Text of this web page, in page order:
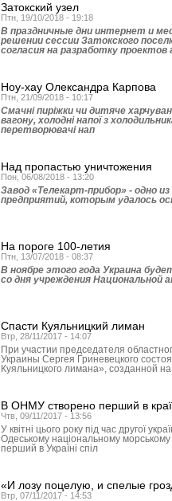
Затокский узел
Птн, 19/10/2018 - 19:18
В праздничные дни интернет и
решении сессии Затокского
согласия на разработку проектов
Ноу-хау Олександра Карпова
Птн, 21/09/2018 - 10:17
Смачні пиріжки чи дитяче
вагону, холодні напої з
перетворювачі нап
Над пропастью уничтожения
Пон, 06/08/2018 - 13:20
Завод «Телекарт-прибор» - одно
предприятий, которым удалось
На пороге 100-летия
Птн, 13/07/2018 - 08:37
В ноябре этого года Украина
со дня учреждения Национальной
Спасти Куяльницкий лиман
Втр, 28/11/2017 - 14:07
При участии председателя
Украины Сергея Гриневецкого
Куяльницкого лимана», созданной на
В ОНМУ створено перший в
Чтв, 09/11/2017 - 13:56
У квітні цього року під час другої
Одеському національному морському
перший в Україні спіл
«И лозу поцелую, и спелые
Втр, 07/11/2017 - 14:53